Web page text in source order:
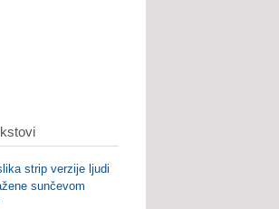
strip verzije ljudi
sunčevom